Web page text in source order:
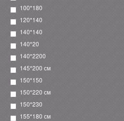
100*180
120*140
140*140
140*20
140*2200
145*200 см
150*150
150*220 см
150*230
155*180 см